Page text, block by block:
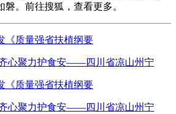
。前往搜狐，查看更多。
《质量强省扶植纲要
心聚力护食安——四川省凉山州宁
《质量强省扶植纲要
心聚力护食安——四川省凉山州宁